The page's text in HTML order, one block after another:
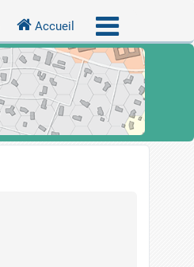
Accueil